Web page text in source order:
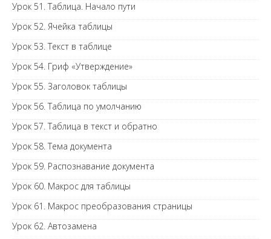
Урок 51. Таблица. Начало пути
Урок 52. Ячейка таблицы
Урок 53. Текст в таблице
Урок 54. Гриф «Утверждение»
Урок 55. Заголовок таблицы
Урок 56. Таблица по умолчанию
Урок 57. Таблица в текст и обратно
Урок 58. Тема документа
Урок 59. Распознавание документа
Урок 60. Макрос для таблицы
Урок 61. Макрос преобразования страницы
Урок 62. Автозамена